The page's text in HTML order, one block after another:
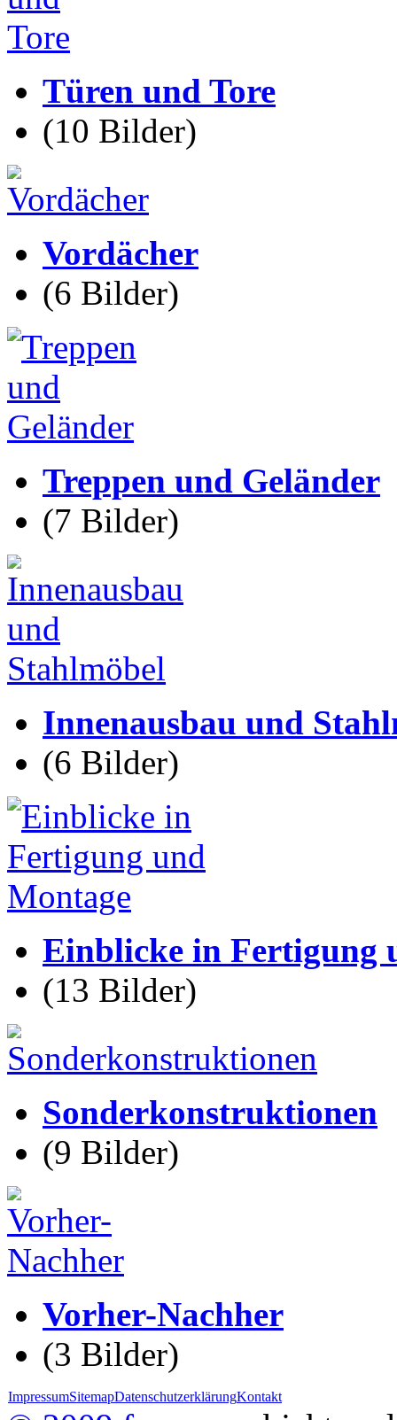
Türen und Tore
(10 Bilder)
Vordächer
(6 Bilder)
Treppen und Geländer
(7 Bilder)
Innenausbau und
(6 Bilder)
Einblicke in Fertigung
(13 Bilder)
Sonderkonstruktionen
(9 Bilder)
Vorher-Nachher
(3 Bilder)
ImpressumSitemapDatenschutzerklärungKontakt